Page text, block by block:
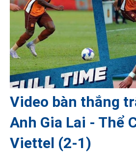
Video bàn thắng
Anh Gia Lai - Thể
Viettel (2-1)